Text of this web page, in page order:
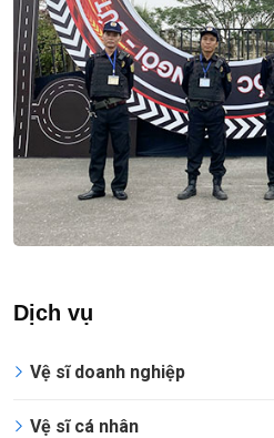
Dịch vụ
Vệ sĩ doanh nghiệp
Vệ sĩ cá nhân